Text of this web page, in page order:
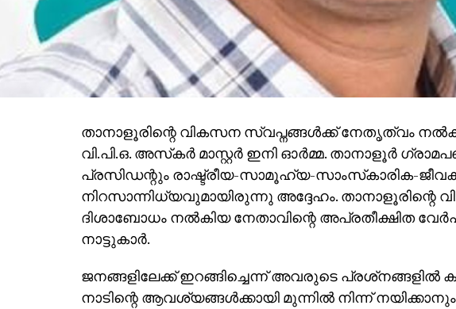
താനാളൂരിന്റെ വികസന സ്വപ്നങ്ങള്‍ക്ക് നേതൃത്വം
വി.പി.ഒ. അസ്‌കര്‍ മാസ്റ്റര്‍ ഇനി ഓര്‍മ്മ. താനാളൂര്‍
പ്രസിഡന്റും രാഷ്ട്രീയ-സാമൂഹ്യ-സാംസ്‌കാരിക-
നിറസാന്നിധ്യവുമായിരുന്നു അദ്ദേഹം. താനാളൂരിന്റെ
ദിശാബോധം നല്‍കിയ നേതാവിന്റെ അപ്രതീക്ഷിത
നാട്ടുകാര്‍.
ജനങ്ങളിലേക്ക് ഇറങ്ങിച്ചെന്ന് അവരുടെ പ്രശ്‌നങ്ങളില്‍
നാടിന്റെ ആവശ്യങ്ങള്‍ക്കായി മുന്നില്‍ നിന്ന്